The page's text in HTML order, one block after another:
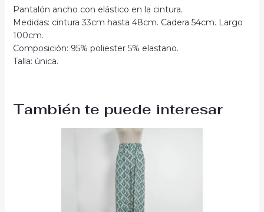
Pantalón ancho con elástico en la cintura.
Medidas: cintura 33cm hasta 48cm. Cadera 54cm. Largo
100cm.
Composición: 95% poliester 5% elastano.
Talla: única.
También te puede interesar